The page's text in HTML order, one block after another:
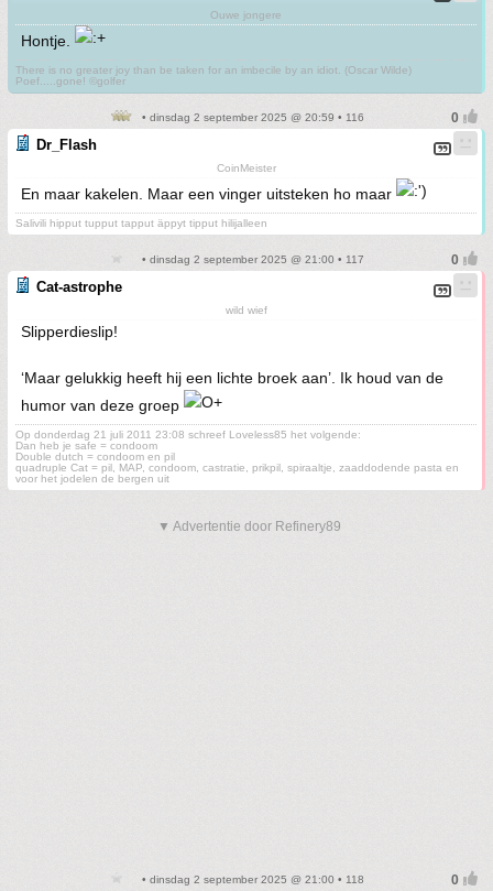
Ouwe jongere
Hontje.
There is no greater joy than be taken for an imbecile by an idiot. (Oscar Wilde)
Poef.....gone! ©golfer
• dinsdag 2 september 2025 @ 20:59 • 116
Dr_Flash
CoinMeister
En maar kakelen. Maar een vinger uitsteken ho maar
Salivili hipput tupput tapput äppyt tipput hilijalleen
• dinsdag 2 september 2025 @ 21:00 • 117
Cat-astrophe
wild wief
Slipperdieslip!
‘Maar gelukkig heeft hij een lichte broek aan’. Ik houd van de
humor van deze groep
Op donderdag 21 juli 2011 23:08 schreef Loveless85 het volgende:
Dan heb je safe = condoom
Double dutch = condoom en pil
quadruple Cat = pil, MAP, condoom, castratie, prikpil, spiraaltje, zaaddodende pasta en
voor het jodelen de bergen uit
▼ Advertentie door Refinery89
• dinsdag 2 september 2025 @ 21:00 • 118